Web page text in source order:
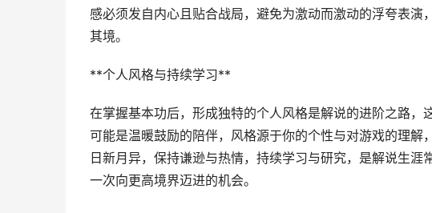
感必须发自内心且贴合战局，避免为激动而激动的浮夸表
其境。
**个人风格与持续学习**
在掌握基本功后，形成独特的个人风格是解说的进阶之路
可能是温暖鼓励的陪伴，风格源于你的个性与对游戏的理
日新月异，保持谦逊与热情，持续学习与研究，是解说生
一次向更高境界迈进的机会。